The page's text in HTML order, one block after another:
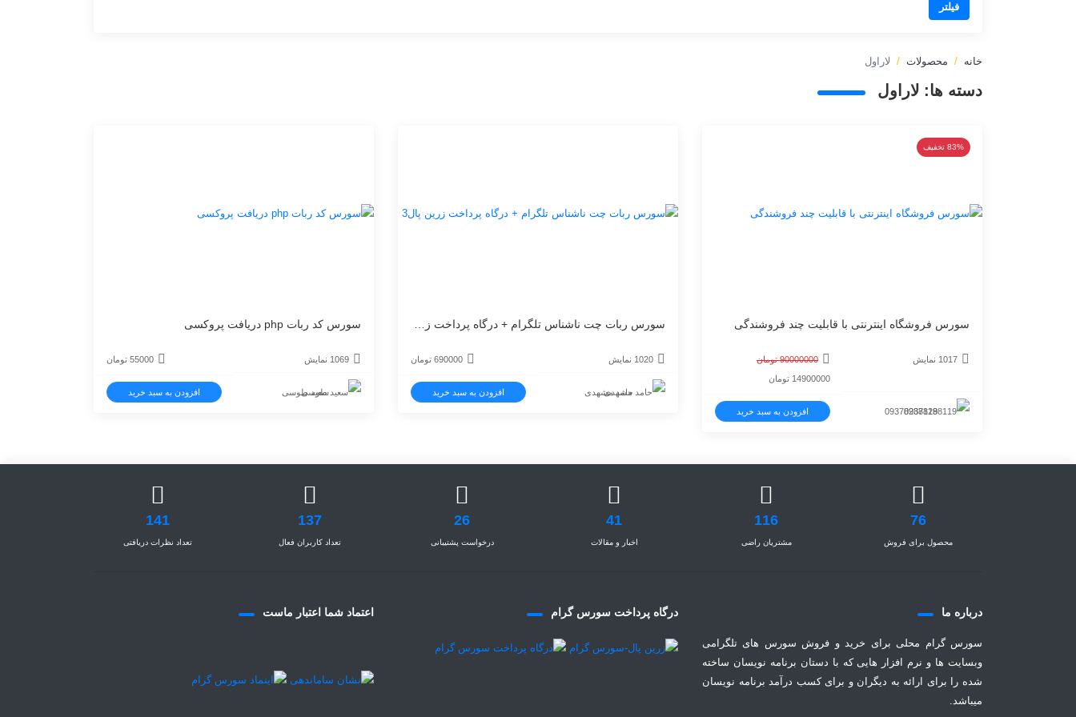
فیلتر
خانه محصولات لاراول
دسته ها: لاراول
83% تخفیف
سورس فروشگاه اینترنتی با قابلیت چند فروشندگی
1017 نمایش 90000000 تومان
قیمت
90000000 تومان
14900000 تومان
14900000 تومان
09378288119 افزودن به سبد خرید
1020 نمایش 690000 تومان
حامد مشهدی افزودن به سبد خرید
سورس کد ربات php دریافت پروکسی
1069 نمایش 55000 تومان
سعید طوسی افزودن به سبد خرید
76
محصول برای فروش
116
مشتریان راضی
41
اخبار و مقالات
26
درخواست پشتیبانی
137
تعداد کاربران فعال
141
تعداد نظرات دریافتی
درباره ما
سورس گرام محلی برای خرید و فروش سورس های تلگرامی
وبسایت ها و نرم افزار هایی که با دستان برنامه نویسان ساخته
شده را برای ارائه به دیگران و برای کسب درآمد برنامه نویسان
میباشد.
درگاه پرداخت سورس گرام اعتماد شما اعتبار ماست